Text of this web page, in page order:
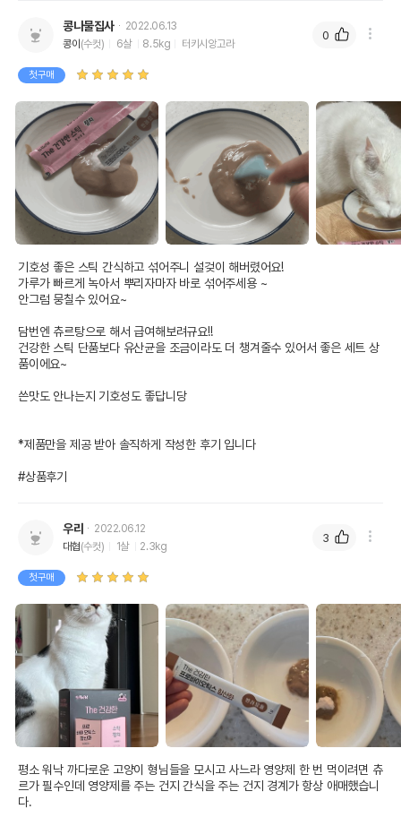
콩나물집사
2022.06.13
콩이 (수컷) 6살 8.5kg 터키시앙고라
첫구매
기호성 좋은 스틱 간식하고 섞어주니 설겆이 해버렸어요!
가루가 빠르게 녹아서 뿌리자마자 바로 섞어주세용 ~
안그럼 뭉칠수 있어요~
담번엔 츄르탕으로 해서 급여해보려규요!!
건강한 스틱 단품보다 유산균을 조금이라도 더 챙겨줄수 있어서 좋은 세트 상
품이에요~
쓴맛도 안나는지 기호성도 좋답니당
*제품만을 제공 받아 솔직하게 작성한 후기 입니다
#상품후기
0
우리
2022.06.12
대협 (수컷) 1살 2.3kg
첫구매
평소 워낙 까다로운 고양이 형님들을 모시고 사느라 영양제 한 번 먹이려면 츄
르가 필수인데 영양제를 주는 건지 간식을 주는 건지 경계가 항상 애매했습니
다.
3